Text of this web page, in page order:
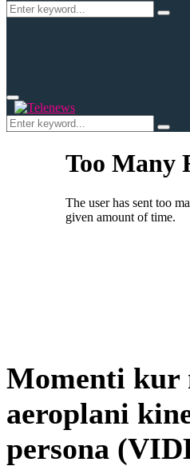
Search
Search
Primary
Menu
Search
for:
Momenti kur
aeroplani
persona